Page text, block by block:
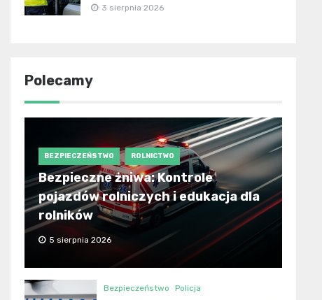
3 sierpnia 2026
Polecamy
BEZPIECZEŃSTWO ROLNICTWO
Bezpieczne żniwa: Kontrole
pojazdów rolniczych i edukacja dla
rolników
5 sierpnia 2026
Bezpieczeństwo Policja